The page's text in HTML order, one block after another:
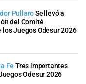
PullaroSe llevó a
del Comité
los Juegos Odesur 2026
Fe Tres importantes
Odesur 2026